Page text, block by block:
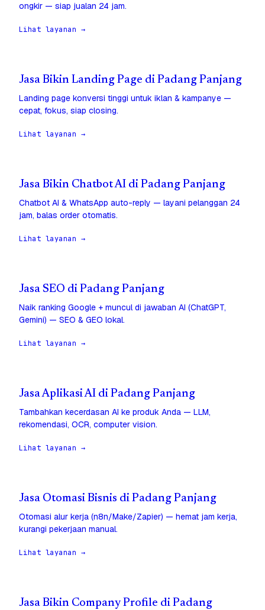
ongkir — siap jualan 24 jam.
Lihat layanan →
Jasa Bikin Landing Page di Padang Panjang
Landing page konversi tinggi untuk iklan & kampanye —
cepat, fokus, siap closing.
Lihat layanan →
Jasa Bikin Chatbot AI di Padang Panjang
Chatbot AI & WhatsApp auto-reply — layani pelanggan 24
jam, balas order otomatis.
Lihat layanan →
Jasa SEO di Padang Panjang
Naik ranking Google + muncul di jawaban AI (ChatGPT,
Gemini) — SEO & GEO lokal.
Lihat layanan →
Jasa Aplikasi AI di Padang Panjang
Tambahkan kecerdasan AI ke produk Anda — LLM,
rekomendasi, OCR, computer vision.
Lihat layanan →
Jasa Otomasi Bisnis di Padang Panjang
Otomasi alur kerja (n8n/Make/Zapier) — hemat jam kerja,
kurangi pekerjaan manual.
Lihat layanan →
Jasa Bikin Company Profile di Padang